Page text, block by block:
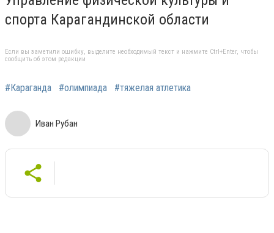
спорта Карагандинской области
Если вы заметили ошибку, выделите необходимый текст и нажмите Ctrl+Enter, чтобы
сообщить об этом редакции
#Караганда #олимпиада #тяжелая атлетика
Иван Рубан